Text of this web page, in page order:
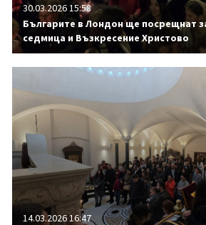
30.03.2026 15:58
Българите в Лондон ще посрещнат
седмица и Възкресение Христово
14.03.2026 16:47